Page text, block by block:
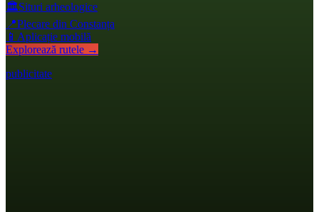
🏛️Situri arheologice
📍Plecare din Constanța
📱 Aplicație mobilă
Explorează rutele →
publicitate